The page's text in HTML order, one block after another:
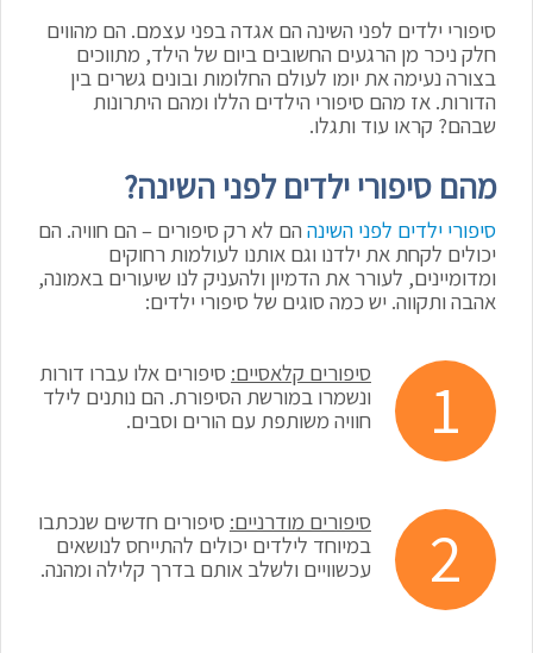
סיפורי ילדים לפני השינה הם אגדה בפני עצמם. הם מהווים
חלק ניכר מן הרגעים החשובים ביום של הילד, מתווכים
בצורה נעימה את יומו לעולם החלומות ובונים גשרים בין
הדורות. אז מהם סיפורי הילדים הללו ומהם היתרונות
שבהם? קראו עוד ותגלו.
מהם סיפורי ילדים לפני השינה?
סיפורי ילדים לפני השינה הם לא רק סיפורים – הם חוויה. הם
יכולים לקחת את ילדנו וגם אותנו לעולמות רחוקים
ומדומיינים, לעורר את הדמיון ולהעניק לנו שיעורים באמונה,
אהבה ותקווה. יש כמה סוגים של סיפורי ילדים:
סיפורים קלאסיים: סיפורים אלו עברו דורות
ונשמרו במורשת הסיפורת. הם נותנים לילד
חוויה משותפת עם הורים וסבים.
סיפורים מודרניים: סיפורים חדשים שנכתבו
במיוחד לילדים יכולים להתייחס לנושאים
עכשוויים ולשלב אותם בדרך קלילה ומהנה.